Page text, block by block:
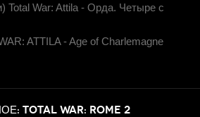
Total War: Attila - Орда. Четыре с
ATTILA - Age of Charlemagne
TOTAL WAR: ROME 2